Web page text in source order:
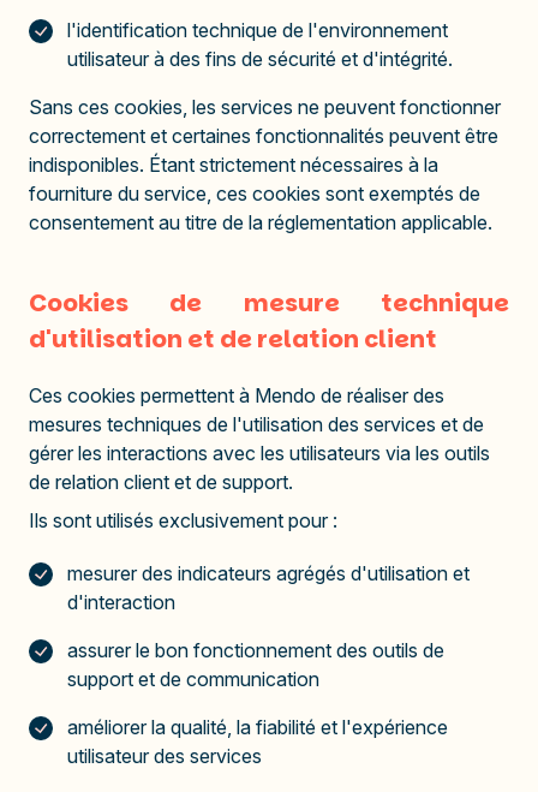
l'identification technique de l'environnement
utilisateur à des fins de sécurité et d'intégrité.
Sans ces cookies, les services ne peuvent fonctionner
correctement et certaines fonctionnalités peuvent être
indisponibles. Étant strictement nécessaires à la
fourniture du service, ces cookies sont exemptés de
consentement au titre de la réglementation applicable.
Cookies de mesure technique
d'utilisation et de relation client
Ces cookies permettent à Mendo de réaliser des
mesures techniques de l'utilisation des services et de
gérer les interactions avec les utilisateurs via les outils
de relation client et de support.
Ils sont utilisés exclusivement pour :
mesurer des indicateurs agrégés d'utilisation et
d'interaction
assurer le bon fonctionnement des outils de
support et de communication
améliorer la qualité, la fiabilité et l'expérience
utilisateur des services